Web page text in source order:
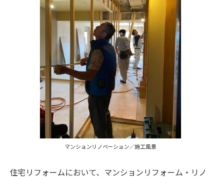
マンションリノベーション／施工風景
住宅リフォームにおいて、マンションリフォーム・リノ